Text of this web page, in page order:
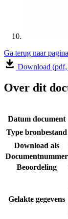
Ga terug naar
Download
Over dit
Datum document
Type bronbestand
Download als
Documentnummer
Beoordeling
Gelakte gegevens